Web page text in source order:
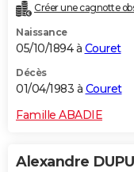
Créer une cagnotte
Naissance
05/10/1894 à Couret
Décès
01/04/1983 à Couret
Famille ABADIE
Alexandre